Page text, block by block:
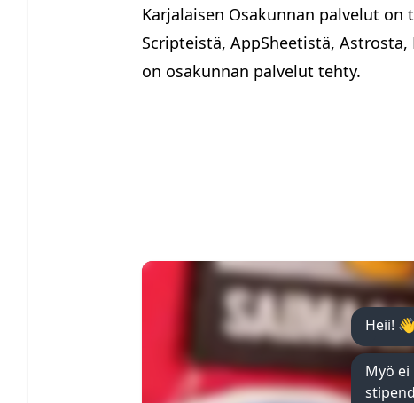
Karjalaisen Osakunnan palvelut on
Scripteistä, AppSheetistä,
on osakunnan palvelut tehty.
Heii!
Myö